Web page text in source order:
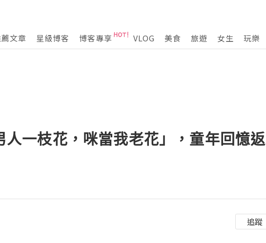
文章 星級博客 博客專享 VLOG 美食 旅遊 女生 玩樂
人一枝花，咪當我老花」，童年回憶返
追蹤